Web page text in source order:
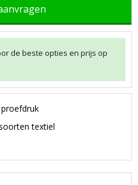
de beste opties en prijs op
textiel